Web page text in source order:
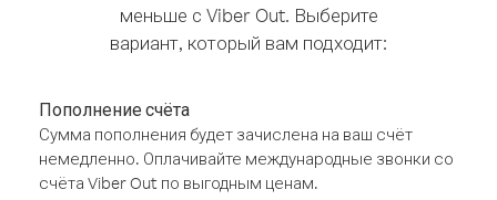
меньше с Viber Out. Выберите
вариант, который вам подходит:
Пополнение счёта
Сумма пополнения будет зачислена на ваш счёт
немедленно. Оплачивайте международные звонки со
счёта Viber Out по выгодным ценам.